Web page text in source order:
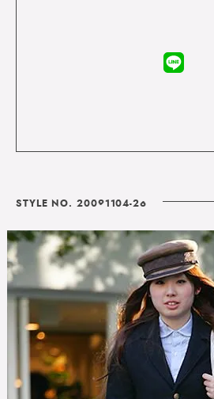
STYLE NO. 20091104-26